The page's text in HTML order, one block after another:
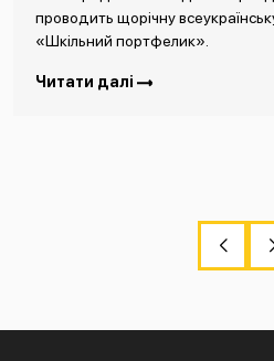
проводить щорічну
«Шкільний портфелик».
Читати далі